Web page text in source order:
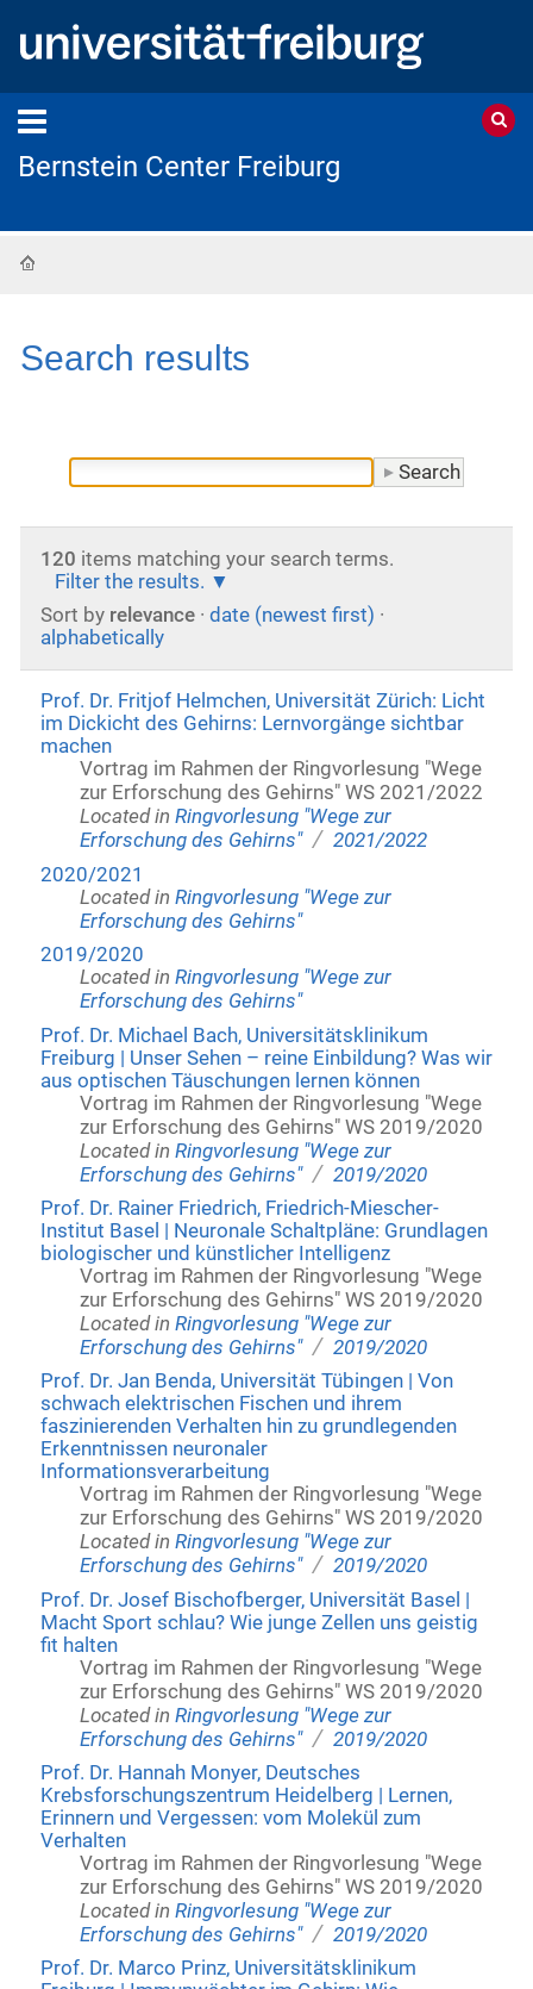
Bernstein Center Freiburg
Search results
120 items matching your search terms.
Filter the results.
Sort by relevance · date (newest first) ·
alphabetically
Prof. Dr. Fritjof Helmchen, Universität Zürich: Licht
im Dickicht des Gehirns: Lernvorgänge sichtbar
machen
Vortrag im Rahmen der Ringvorlesung "Wege
zur Erforschung des Gehirns" WS 2021/2022
Located inRingvorlesung "Wege zur
Erforschung des Gehirns" / 2021/2022
2020/2021
Located inRingvorlesung "Wege zur
Erforschung des Gehirns"
2019/2020
Located inRingvorlesung "Wege zur
Erforschung des Gehirns"
Prof. Dr. Michael Bach, Universitätsklinikum
Freiburg | Unser Sehen – reine Einbildung? Was wir
aus optischen Täuschungen lernen können
Vortrag im Rahmen der Ringvorlesung "Wege
zur Erforschung des Gehirns" WS 2019/2020
Located inRingvorlesung "Wege zur
Erforschung des Gehirns" / 2019/2020
Prof. Dr. Rainer Friedrich, Friedrich-Miescher-
Institut Basel | Neuronale Schaltpläne: Grundlagen
biologischer und künstlicher Intelligenz
Vortrag im Rahmen der Ringvorlesung "Wege
zur Erforschung des Gehirns" WS 2019/2020
Located inRingvorlesung "Wege zur
Erforschung des Gehirns" / 2019/2020
Prof. Dr. Jan Benda, Universität Tübingen | Von
schwach elektrischen Fischen und ihrem
faszinierenden Verhalten hin zu grundlegenden
Erkenntnissen neuronaler
Informationsverarbeitung
Vortrag im Rahmen der Ringvorlesung "Wege
zur Erforschung des Gehirns" WS 2019/2020
Located inRingvorlesung "Wege zur
Erforschung des Gehirns" / 2019/2020
Prof. Dr. Josef Bischofberger, Universität Basel |
Macht Sport schlau? Wie junge Zellen uns geistig
fit halten
Vortrag im Rahmen der Ringvorlesung "Wege
zur Erforschung des Gehirns" WS 2019/2020
Located inRingvorlesung "Wege zur
Erforschung des Gehirns" / 2019/2020
Prof. Dr. Hannah Monyer, Deutsches
Krebsforschungszentrum Heidelberg | Lernen,
Erinnern und Vergessen: vom Molekül zum
Verhalten
Vortrag im Rahmen der Ringvorlesung "Wege
zur Erforschung des Gehirns" WS 2019/2020
Located inRingvorlesung "Wege zur
Erforschung des Gehirns" / 2019/2020
Prof. Dr. Marco Prinz, Universitätsklinikum